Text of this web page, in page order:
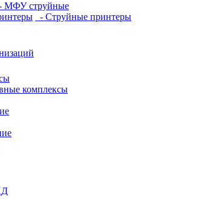
МФУ струйные
- Струйные принтеры
комплексы